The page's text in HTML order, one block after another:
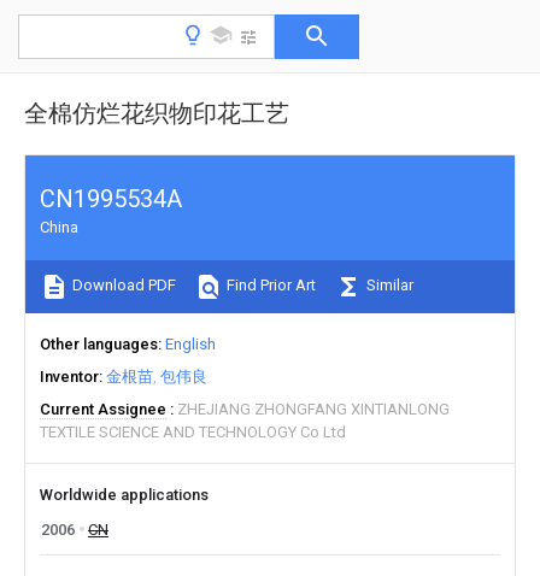
全棉仿烂花织物印花工艺
CN1995534A
China
Download PDF Find Prior Art Similar
Other languages English
Inventor 金根苗 包伟良
Current Assignee
ZHEJIANG ZHONGFANG XINTIANLONG
TEXTILE SCIENCE AND TECHNOLOGY Co Ltd
Worldwide applications
2006
CN